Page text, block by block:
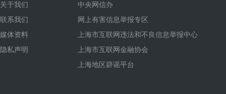
关于我们
联系我们
媒体资料
隐私声明
中央网信办
网上有害信息举报专区
上海市互联网违法和不良信息举报中心
上海市互联网金融协会
上海地区辟谣平台